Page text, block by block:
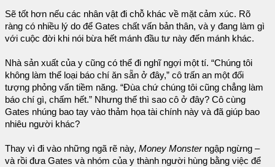
Sẽ tốt hơn nếu các nhân vật đi chỗ khác về mặt cảm xúc. Rõ
ràng có nhiều lý do để Gates chất vấn bản thân, và y đang làm gì
với cuộc đời khi nói bừa hết mánh đầu tư này đến mánh khác.
Nhà sản xuất của y cũng có thể đi nghĩ ngợi một tí. “Chúng tôi
không làm thể loại báo chí ăn sẵn ở đây,” cô trấn an một đối
tượng phỏng vấn tiềm năng. “Đùa chứ chúng tôi cũng chẳng làm
báo chí gì, chấm hết.” Nhưng thế thì sao cô ở đây? Cô cùng
Gates nhúng bao tay vào thảm họa tài chính này và đã giúp bao
nhiêu người khác?
Thay vì đi vào những ngã rẽ này, Money Monsterngập ngừng –
và rồi đưa Gates và nhóm của y thành người hùng bằng việc để